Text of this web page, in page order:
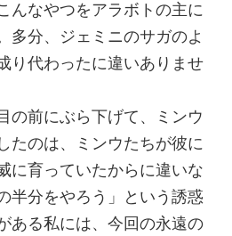
んなやつをアラボトの主に
多分、ジェミニのサガのよ
り代わったに違いありませ
の前にぶら下げて、ミンウ
たのは、ミンウたちが彼に
に育っていたからに違いな
半分をやろう」という誘惑
ある私には、今回の永遠の